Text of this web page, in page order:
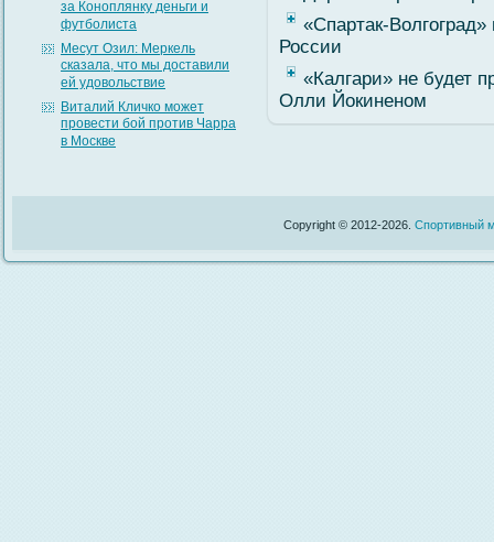
за Коноплянку деньги и
футболиста
Месут Озил: Меркель
сказала, что мы доставили
ей удовольствие
Виталий Кличко может
провести бой против Чарра
в Москве
«Спартак-
России
«Калгари» не будет
Олли Йокиненом
Copyright © 2012-2026. Спортивный